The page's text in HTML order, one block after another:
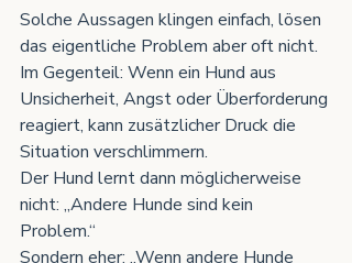
Solche Aussagen klingen einfach, lösen
das eigentliche Problem aber oft nicht.
Im Gegenteil: Wenn ein Hund aus
Unsicherheit, Angst oder Überforderung
reagiert, kann zusätzlicher Druck die
Situation verschlimmern.
Der Hund lernt dann möglicherweise
nicht: „Andere Hunde sind kein
Problem.“
Sondern eher: „Wenn andere Hunde